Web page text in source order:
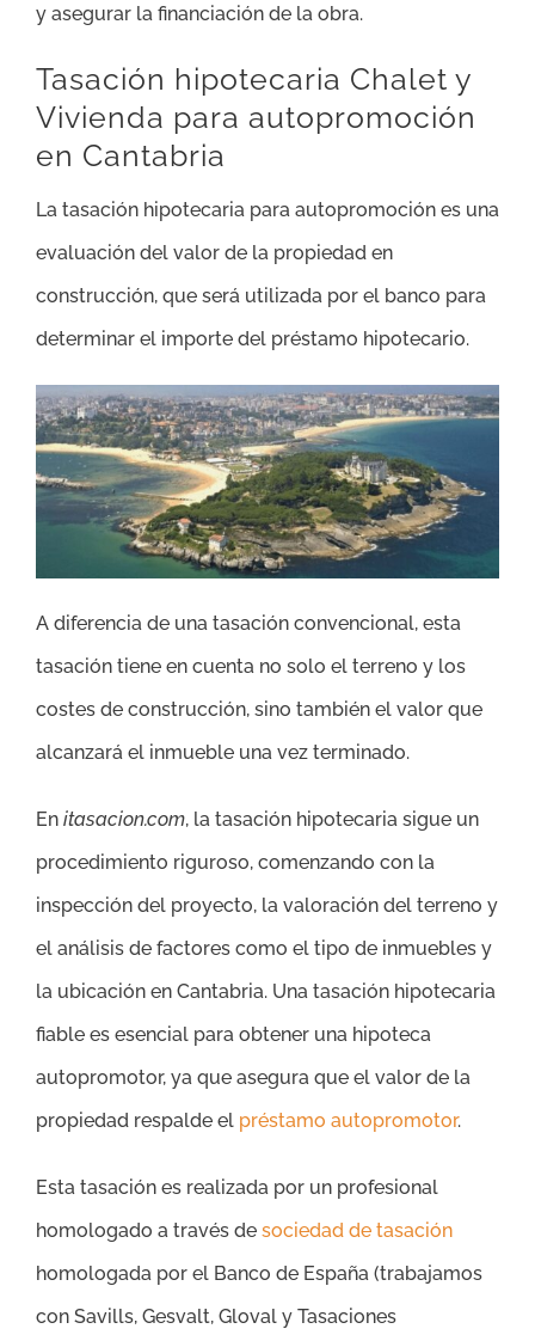
y asegurar la financiación de la obra.
Tasación hipotecaria Chalet y
Vivienda para autopromoción
en Cantabria
La tasación hipotecaria para autopromoción es una
evaluación del valor de la propiedad en
construcción, que será utilizada por el banco para
determinar el importe del préstamo hipotecario.
A diferencia de una tasación convencional, esta
tasación tiene en cuenta no solo el terreno y los
costes de construcción, sino también el valor que
alcanzará el inmueble una vez terminado.
En itasacion.com, la tasación hipotecaria sigue un
procedimiento riguroso, comenzando con la
inspección del proyecto, la valoración del terreno y
el análisis de factores como el tipo de inmuebles y
la ubicación en Cantabria. Una tasación hipotecaria
fiable es esencial para obtener una hipoteca
autopromotor, ya que asegura que el valor de la
propiedad respalde el préstamo autopromotor.
Esta tasación es realizada por un profesional
homologado a través de sociedad de tasación
homologada por el Banco de España (trabajamos
con Savills, Gesvalt, Gloval y Tasaciones